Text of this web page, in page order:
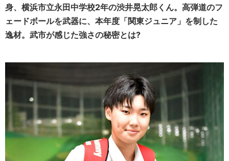
身、横浜市立永田中学校2年の渋井晃太郎くん。高弾道のフ
ェードボールを武器に、本年度「関東ジュニア」を制した
逸材。武市が感じた強さの秘密とは?